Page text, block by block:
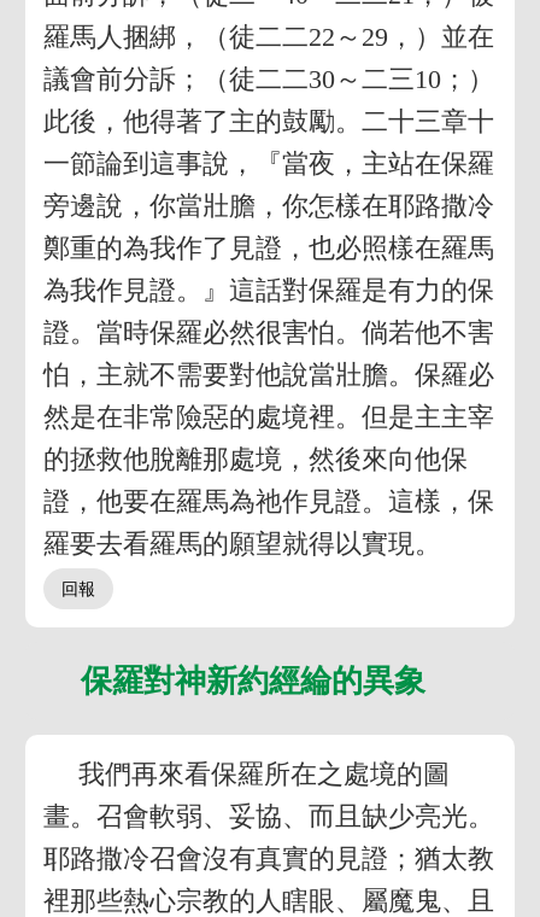
羅馬人捆綁，（徒二二22～29，）並在
議會前分訴；（徒二二30～二三10；）
此後，他得著了主的鼓勵。二十三章十
一節論到這事說，『當夜，主站在保羅
旁邊說，你當壯膽，你怎樣在耶路撒冷
鄭重的為我作了見證，也必照樣在羅馬
為我作見證。』這話對保羅是有力的保
證。當時保羅必然很害怕。倘若他不害
怕，主就不需要對他說當壯膽。保羅必
然是在非常險惡的處境裡。但是主主宰
的拯救他脫離那處境，然後來向他保
證，他要在羅馬為祂作見證。這樣，保
羅要去看羅馬的願望就得以實現。
保羅對神新約經綸的異象
我們再來看保羅所在之處境的圖
畫。召會軟弱、妥協、而且缺少亮光。
耶路撒冷召會沒有真實的見證；猶太教
裡那些熱心宗教的人瞎眼、屬魔鬼、且